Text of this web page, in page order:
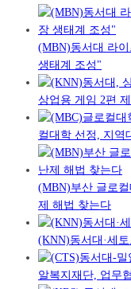
(MBN)동서대 라
생태계 조성"
상업용 게임 2편
컬대학 선정, 지역
(MBN)부산 글로
제 해법 찾는다
(KNN)동서대·세
알복지재단, 업무